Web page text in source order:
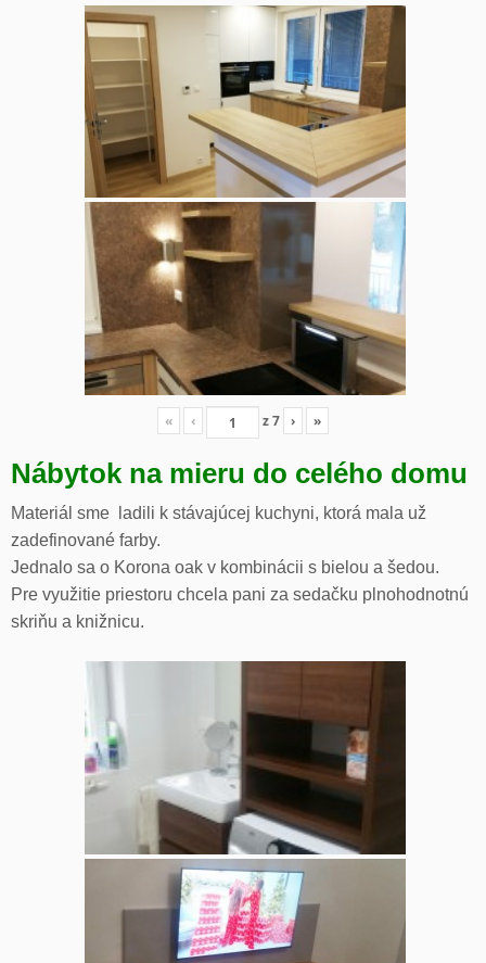
« ‹ z7 › »
Nábytok na mieru do celého domu
Materiál sme ladili k stávajúcej kuchyni, ktorá mala už
zadefinované farby.
Jednalo sa o Korona oak v kombinácii s bielou a šedou.
Pre využitie priestoru chcela pani za sedačku plnohodnotnú
skriňu a knižnicu.